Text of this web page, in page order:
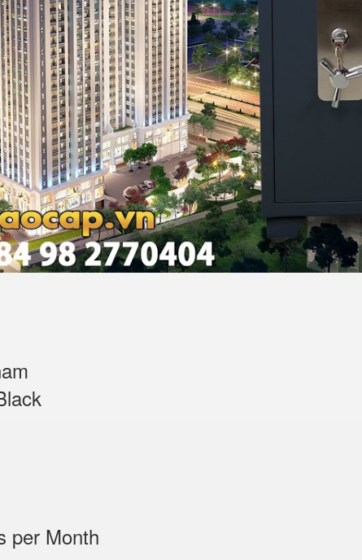
Vietnam
KEY Black
Sets per Month